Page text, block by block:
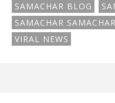
SAMACHAR BLOG
SAMACHAR SAMACHAR
VIRAL NEWS